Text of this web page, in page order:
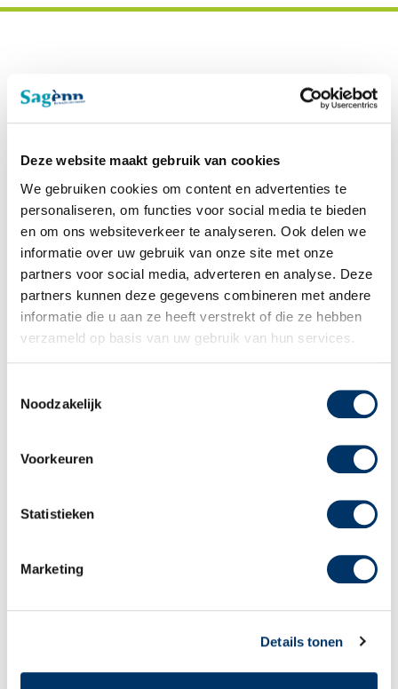
Deze website maakt gebruik van cookies
We gebruiken cookies om content en advertenties te
personaliseren, om functies voor social media te bieden
en om ons websiteverkeer te analyseren. Ook delen we
informatie over uw gebruik van onze site met onze
partners voor social media, adverteren en analyse. Deze
partners kunnen deze gegevens combineren met andere
informatie die u aan ze heeft verstrekt of die ze hebben
verzameld op basis van uw gebruik van hun services.
Noodzakelijk
Voorkeuren
Statistieken
Marketing
Details tonen
Sagènn Educatie
Examenreglement
Downloads Educatie
Lid van NRTO
Keurmerken Re-integratie
Films